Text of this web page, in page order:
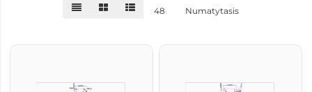
48 Numatytasis